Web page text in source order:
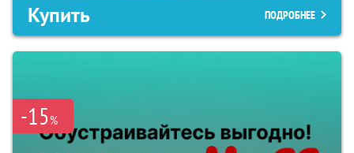
Купить ПОДРОБНЕЕ
-15%